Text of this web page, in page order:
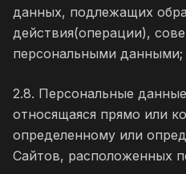
данных, подлежащих
действия(операции),
персональными данными;
2.8. Персональные
относящаяся прямо или
определенному или
Сайтов, расположенных